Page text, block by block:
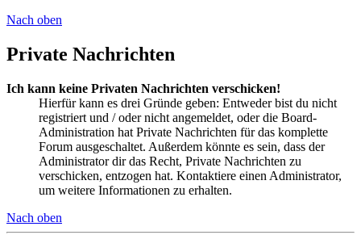
Nach oben
Private Nachrichten
Ich kann keine Privaten Nachrichten verschicken!
Hierfür kann es drei Gründe geben: Entweder bist du nicht
registriert und / oder nicht angemeldet, oder die Board-
Administration hat Private Nachrichten für das komplette
Forum ausgeschaltet. Außerdem könnte es sein, dass der
Administrator dir das Recht, Private Nachrichten zu
verschicken, entzogen hat. Kontaktiere einen Administrator,
um weitere Informationen zu erhalten.
Nach oben